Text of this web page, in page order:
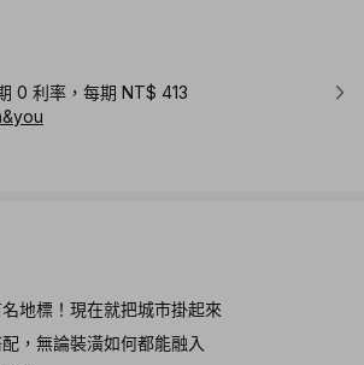
0 利率，每期 NT$ 413
地標！現在就把城市掛起來
，無論裝潢如何都能融入